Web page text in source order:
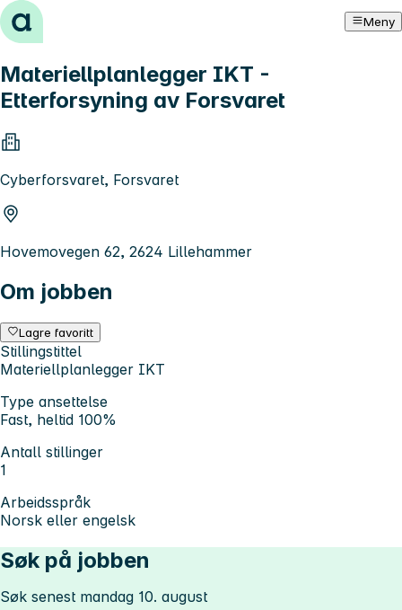
Hopp til innhold Meny
Materiellplanlegger IKT -
Etterforsyning av Forsvaret
Cyberforsvaret, Forsvaret
Hovemovegen 62, 2624 Lillehammer
Om jobben
Lagre favoritt
Stillingstittel
Materiellplanlegger IKT
Type ansettelse
Fast, heltid 100%
Antall stillinger
1
Arbeidsspråk
Norsk eller engelsk
Søk på jobben
Søk senest mandag 10. august